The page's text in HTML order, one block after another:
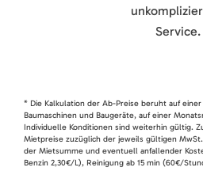
Service.
* Die Kalkulation der Ab-Preise beruht auf
Baumaschinen und Baugeräte, auf einer
Individuelle Konditionen sind weiterhin gültig.
Mietpreise zuzüglich der jeweils gültigen
der Mietsumme und eventuell anfallender
Benzin 2,30€/L), Reinigung ab 15 min (60€/